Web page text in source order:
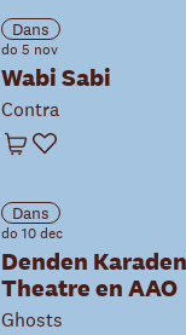
Dans
do 5 nov
Wabi Sabi
Contra
Winkelwagen
Favoriet
Dans
do 10 dec
Denden
Theatre en AAO
Ghosts